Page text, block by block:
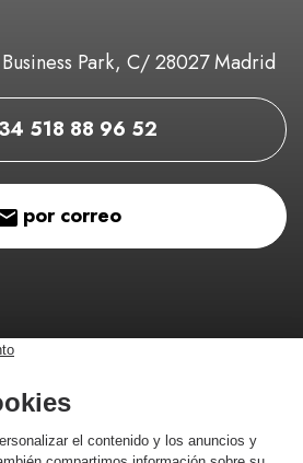
Park, C/ 28027 Madrid
518 88 96 52
por correo
de nuestros buenos planes!
registrando!